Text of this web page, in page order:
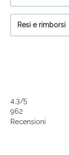
Resi e rimborsi
4,3/5
962
Recensioni